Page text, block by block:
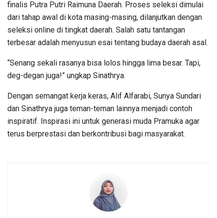
finalis Putra Putri Raimuna Daerah. Proses seleksi dimulai
dari tahap awal di kota masing-masing, dilanjutkan dengan
seleksi online di tingkat daerah. Salah satu tantangan
terbesar adalah menyusun esai tentang budaya daerah asal.
“Senang sekali rasanya bisa lolos hingga lima besar. Tapi,
deg-degan juga!” ungkap Sinathrya.
Dengan semangat kerja keras, Alif Alfarabi, Sunya Sundari
dan Sinathrya juga teman-teman lainnya menjadi contoh
inspiratif. Inspirasi ini untuk generasi muda Pramuka agar
terus berprestasi dan berkontribusi bagi masyarakat.